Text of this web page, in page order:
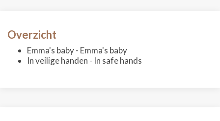
Overzicht
Emma's baby - Emma's baby
In veilige handen - In safe hands